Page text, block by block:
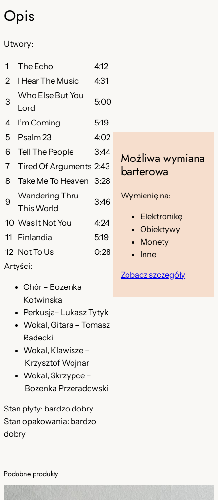
i
ł
:
3
9
9
,
9
ł
.
:
9
,
0
0
z
.
c
o
w
n
o
b
e
Y
u
c
h
o
Opis
Utwory:
1 The Echo
4:12
2
I Hear The Music 4:31
3
Who Else But You
Lord
5:00
4 I’m Coming
5:19
5
Psalm 23
4:02
6
Tell The People
3:44
7
Tired Of Arguments 2:43
8
Take Me To Heaven 3:28
9
Wandering Thru
This World
3:46
10 Was It Not You
4:24
11
Finlandia
5:19
12 Not To Us
0:28
Artyści:
Chór – Bozenka
Kotwinska
Perkusja– Lukasz Tytyk
Wokal, Gitara – Tomasz
Radecki
Wokal, Klawisze –
Krzysztof Wojnar
Wokal, Skrzypce –
Bozenka Przeradowski
Stan płyty: bardzo dobry
Stan opakowania: bardzo
dobry
Możliwa wymiana
barterowa
Wymienię na:
Elektronikę
Obiektywy
Monety
Inne
Zobacz szczegóły
Podobne produkty